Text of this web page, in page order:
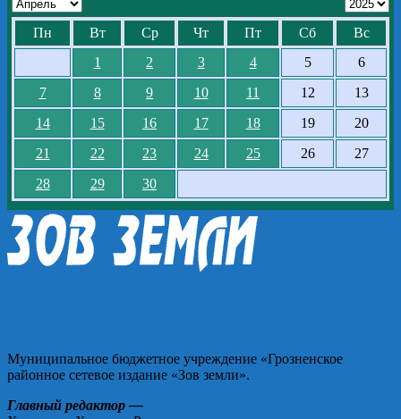
Пн Вт Ср Чт Пт Сб
Вс
1
2 3 4 5
6
7
8 9 10 11 12
13
14
15 16 17 18 19
20
21
22 23 24 25 26
27
28
29 30
Муниципальное бюджетное учреждение «Грозненское
районное сетевое издание «Зов земли».
Главный редактор —